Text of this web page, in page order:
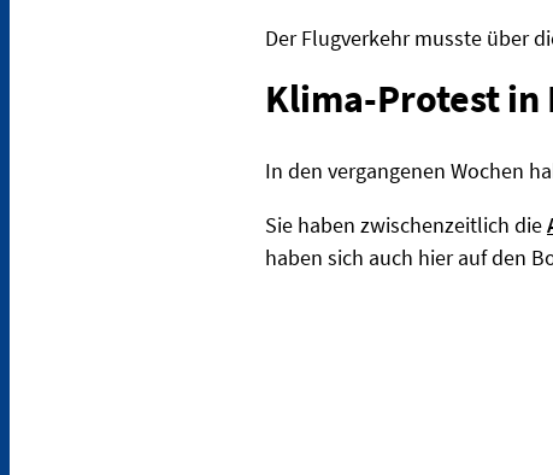
Der Flugverkehr musste über
Klima-Protest in
In den vergangenen Wochen
Sie haben zwischenzeitlich die
haben sich auch hier auf den